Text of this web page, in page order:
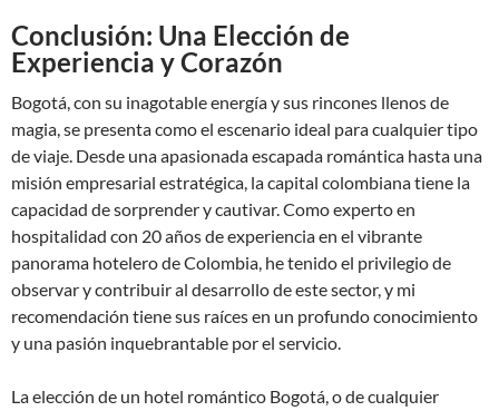
Conclusión: Una Elección de
Experiencia y Corazón
Bogotá, con su inagotable energía y sus rincones llenos de
magia, se presenta como el escenario ideal para cualquier tipo
de viaje. Desde una apasionada escapada romántica hasta una
misión empresarial estratégica, la capital colombiana tiene la
capacidad de sorprender y cautivar. Como experto en
hospitalidad con 20 años de experiencia en el vibrante
panorama hotelero de Colombia, he tenido el privilegio de
observar y contribuir al desarrollo de este sector, y mi
recomendación tiene sus raíces en un profundo conocimiento
y una pasión inquebrantable por el servicio.
La elección de un hotel romántico Bogotá, o de cualquier